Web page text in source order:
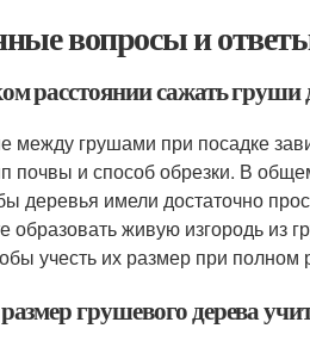
вопросы и
расстоянии сажать груши
между грушами при посадке
почвы и способ обрезки. В
деревья имели достаточно
образовать живую изгородь из
учесть их размер при полном
грушевого дерева